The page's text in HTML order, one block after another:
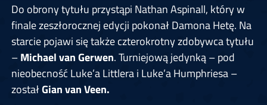
Do obrony tytułu przystąpi Nathan Aspinall, który w
finale zeszłorocznej edycji pokonał Damona Hetę. Na
starcie pojawi się także czterokrotny zdobywca tytułu
–Michael van Gerwen. Turniejową jedynką – pod
nieobecność Luke’a Littlera i Luke’a Humphriesa –
zostałGian van Veen.